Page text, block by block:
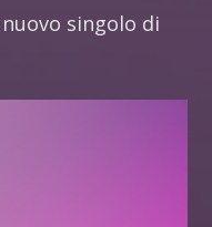
singolo di